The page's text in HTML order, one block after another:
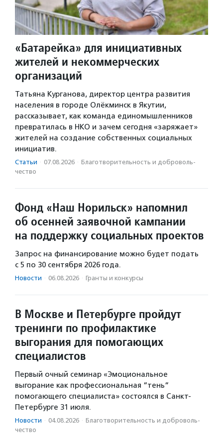
«Батарейка» для инициативных
жителей и некоммерческих
организаций
Татьяна Курганова, директор центра развития
населения в городе Олёкминск в Якутии,
рассказывает, как команда единомышленников
превратилась в НКО и зачем сегодня «заряжает»
жителей на создание собственных социальных
инициатив.
Статьи · 07.08.2026 · Благотвори­тель­ность и доброволь­
чест­во
Фонд «Наш Норильск» напомнил
об осенней заявочной кампании
на поддержку социальных проектов
Запрос на финансирование можно будет подать
с 5 по 30 сентября 2026 года.
Новости · 06.08.2026 · Гранты и конкурсы
В Москве и Петербурге пройдут
тренинги по профилактике
выгорания для помогающих
специалистов
Первый очный семинар «Эмоциональное
выгорание как профессиональная “тень“
помогающего специалиста» состоялся в Санкт-
Петербурге 31 июля.
Новости · 04.08.2026 · Благотвори­тель­ность и доброволь­
чест­во